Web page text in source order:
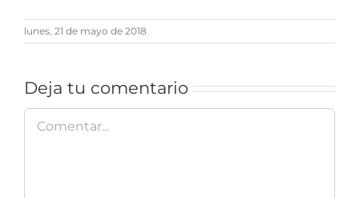
lunes, 21 de mayo de 2018
Deja tu comentario
Comentar